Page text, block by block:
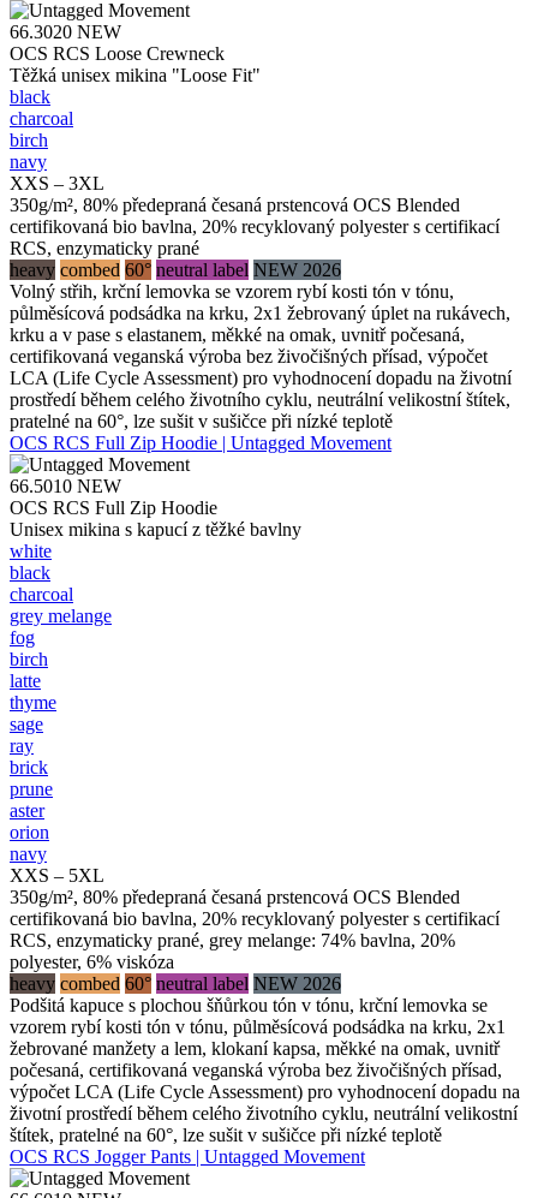
66.3020 NEW
OCS RCS Loose Crewneck
Těžká unisex mikina "Loose Fit"
black
charcoal
birch
navy
XXS – 3XL
350g/m², 80% předepraná česaná prstencová OCS Blended
certifikovaná bio bavlna, 20% recyklovaný polyester s certifikací
RCS, enzymaticky prané
heavy combed 60° neutral label NEW 2026
Volný střih, krční lemovka se vzorem rybí kosti tón v tónu,
půlměsícová podsádka na krku, 2x1 žebrovaný úplet na rukávech,
krku a v pase s elastanem, měkké na omak, uvnitř počesaná,
certifikovaná veganská výroba bez živočišných přísad, výpočet
LCA (Life Cycle Assessment) pro vyhodnocení dopadu na životní
prostředí během celého životního cyklu, neutrální velikostní štítek,
pratelné na 60°, lze sušit v sušičce při nízké teplotě
OCS RCS Full Zip Hoodie | Untagged Movement
66.5010 NEW
OCS RCS Full Zip Hoodie
Unisex mikina s kapucí z těžké bavlny
white
black
charcoal
grey melange
fog
birch
latte
thyme
sage
ray
brick
prune
aster
orion
navy
XXS – 5XL
350g/m², 80% předepraná česaná prstencová OCS Blended
certifikovaná bio bavlna, 20% recyklovaný polyester s certifikací
RCS, enzymaticky prané, grey melange: 74% bavlna, 20%
polyester, 6% viskóza
heavy combed 60° neutral label NEW 2026
Podšitá kapuce s plochou šňůrkou tón v tónu, krční lemovka se
vzorem rybí kosti tón v tónu, půlměsícová podsádka na krku, 2x1
žebrované manžety a lem, klokaní kapsa, měkké na omak, uvnitř
počesaná, certifikovaná veganská výroba bez živočišných přísad,
výpočet LCA (Life Cycle Assessment) pro vyhodnocení dopadu na
životní prostředí během celého životního cyklu, neutrální velikostní
štítek, pratelné na 60°, lze sušit v sušičce při nízké teplotě
OCS RCS Jogger Pants | Untagged Movement